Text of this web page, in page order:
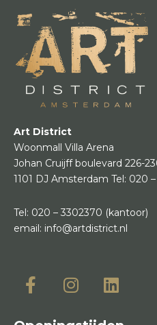
Art District
Woonmall Villa Arena
Johan Cruijff boulevard 226-
1101 DJ Amsterdam Tel: 020
Tel: 020 – 3302370 (kantoor)
email: info@artdistrict.nl